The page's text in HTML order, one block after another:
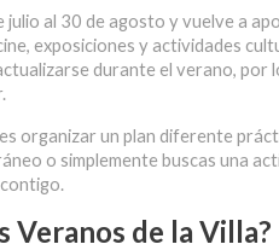
julio al 30 de agosto y vuelve a
exposiciones y actividades
durante el verano, por
organizar un plan diferente
o simplemente buscas una
Veranos de la Villa?